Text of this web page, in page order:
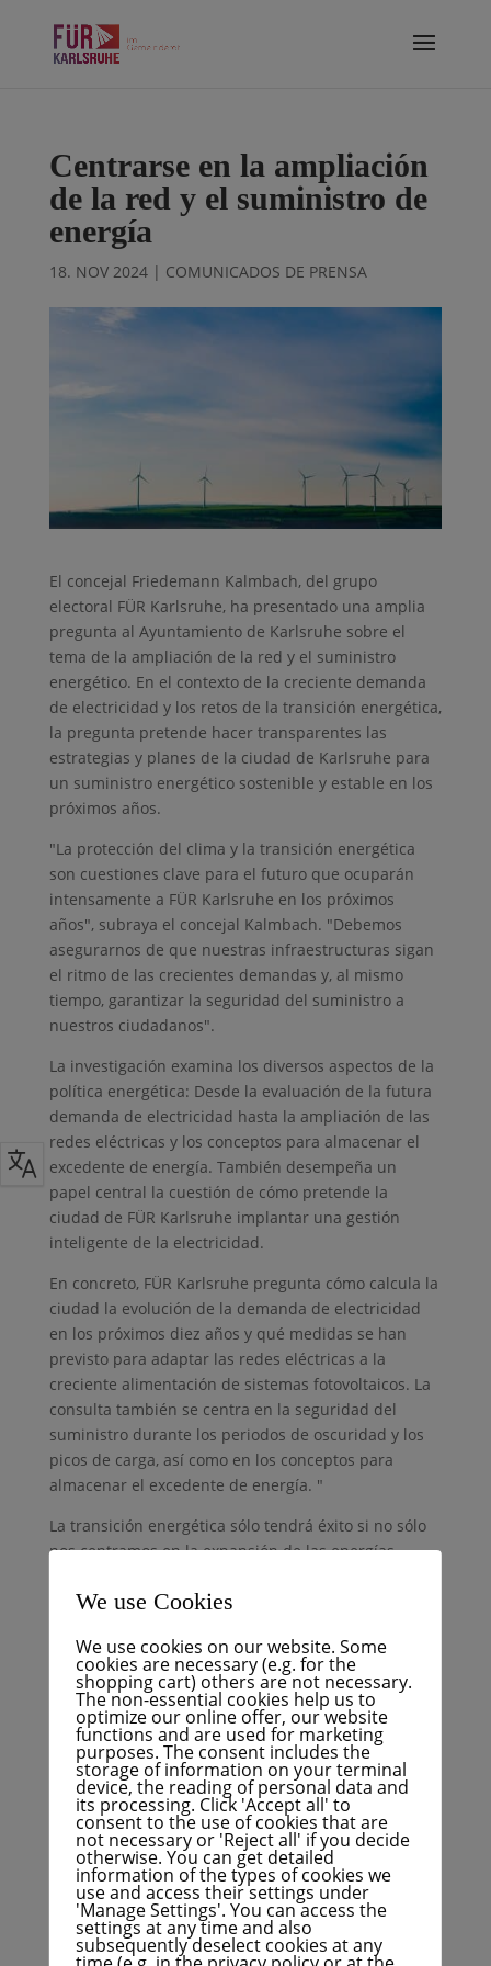
Centrarse en la ampliación
de la red y el suministro de
energía
18. NOV 2024| COMUNICADOS DE PRENSA
El concejal Friedemann Kalmbach, del grupo
electoral FÜR Karlsruhe, ha presentado una amplia
pregunta al Ayuntamiento de Karlsruhe sobre el
tema de la ampliación de la red y el suministro
energético. En el contexto de la creciente demanda
de electricidad y los retos de la transición energética,
la pregunta pretende hacer transparentes las
estrategias y planes de la ciudad de Karlsruhe para
un suministro energético sostenible y estable en los
próximos años.
"La protección del clima y la transición energética
son cuestiones clave para el futuro que ocuparán
intensamente a FÜR Karlsruhe en los próximos
años", subraya el concejal Kalmbach. "Debemos
asegurarnos de que nuestras infraestructuras sigan
el ritmo de las crecientes demandas y, al mismo
tiempo, garantizar la seguridad del suministro a
nuestros ciudadanos".
La investigación examina los diversos aspectos de la
política energética: Desde la evaluación de la futura
demanda de electricidad hasta la ampliación de las
redes eléctricas y los conceptos para almacenar el
excedente de energía. También desempeña un
papel central la cuestión de cómo pretende la
ciudad de FÜR Karlsruhe implantar una gestión
inteligente de la electricidad.
En concreto, FÜR Karlsruhe pregunta cómo calcula la
ciudad la evolución de la demanda de electricidad
en los próximos diez años y qué medidas se han
previsto para adaptar las redes eléctricas a la
creciente alimentación de sistemas fotovoltaicos. La
consulta también se centra en la seguridad del
suministro durante los periodos de oscuridad y los
picos de carga, así como en los conceptos para
almacenar el excedente de energía. "
La transición energética sólo tendrá éxito si no sólo
nos centramos en la expansión de las energías
integración en una red estable", afirma Kalmbach.
La investigación también examina el uso de las
tecnologías modernas: ¿hay planes para una gestión
inteligente de la electricidad? ¿Y cómo podrían
participar los hogares? Según Kalmbach, estas
preguntas deberían ayudar a impulsar la transición
energética como tarea conjunta en FÜR Karlsruhe.
Con esta encuesta, la FÜR Karlsruhe pretende
impulsar una política energética transparente y
orientada al futuro. Los resultados no sólo mostrarán
dónde está progresando ya la ciudad, sino también
qué retos deben afrontarse todavía para perfilar con
éxito el camino hacia un futuro energético
sostenible.
We use Cookies
We use cookies on our website. Some
cookies are necessary (e.g. for the
shopping cart) others are not necessary.
The non-essential cookies help us to
optimize our online offer, our website
functions and are used for marketing
purposes. The consent includes the
storage of information on your terminal
device, the reading of personal data and
its processing. Click 'Accept all' to
consent to the use of cookies that are
not necessary or 'Reject all' if you decide
otherwise. You can get detailed
information of the types of cookies we
use and access their settings under
'Manage Settings'. You can access the
settings at any time and also
subsequently deselect cookies at any